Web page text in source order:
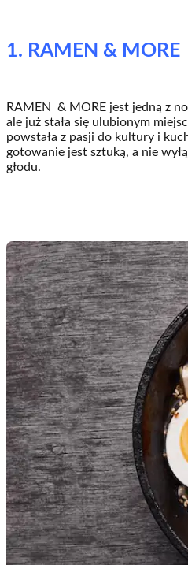
1. RAMEN & MORE
RAMEN & MORE jest jedną z
ale już stała się ulubionym
powstała z pasji do kultury i
gotowanie jest sztuką, a nie
głodu.